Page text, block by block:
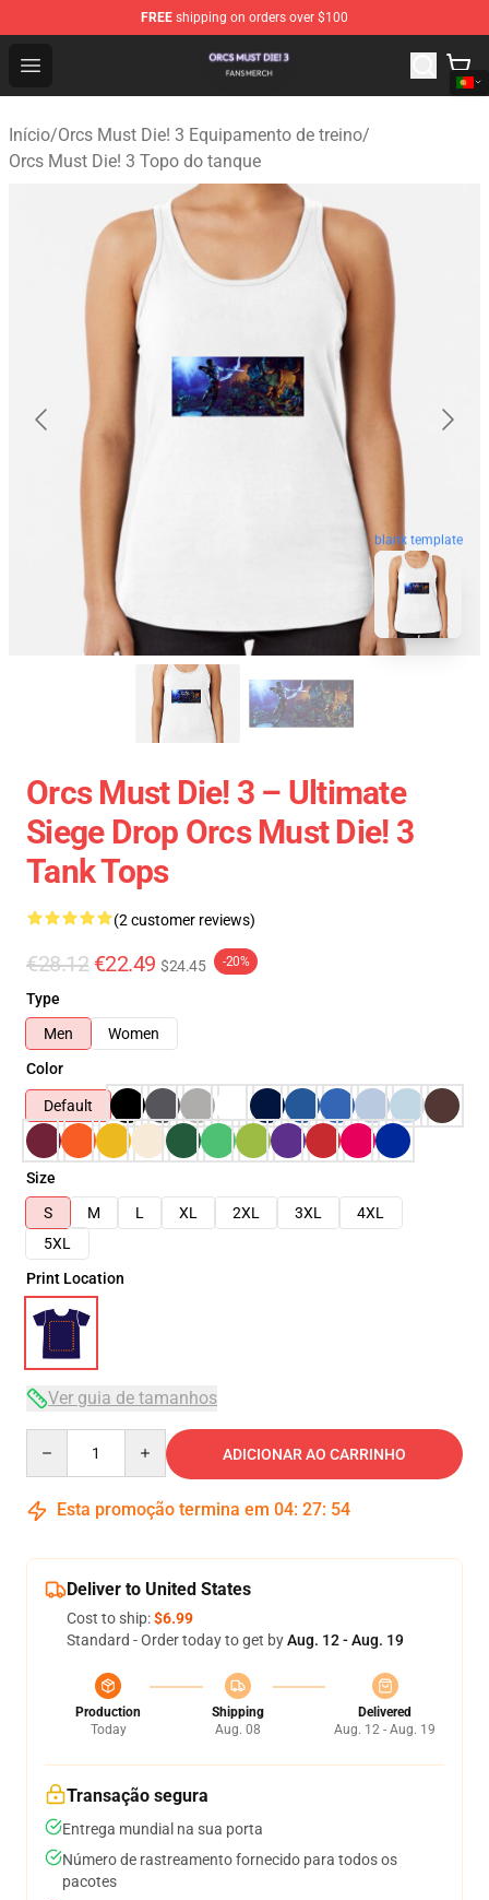
FREE shipping on orders over $100
Open menu
Orcs Must Die! 3 Shop - Official Orcs Must Die! 3
Início/Orcs Must Die! 3 Equipamento de treino/
Orcs Must Die! 3 Topo do tanque
blank template
Orcs Must Die! 3 – Ultimate
Siege Drop Orcs Must Die! 3
Tank Tops
(2 customer reviews)
€28.12 €22.49 $24.45 -20%
Type
Men
Women
Color
Default
Size
S
M L XL 2XL 3XL
4XL
5XL
Print Location
Ver guia de tamanhos
ADICIONAR AO CARRINHO
Esta promoção termina em 04: 27: 53
Deliver to United States
Cost to ship:$6.99
Standard - Order today to get byAug. 12 - Aug. 19
Production
Today
Shipping
Aug. 08
Delivered
Aug. 12 - Aug. 19
Transação segura
Entrega mundial na sua porta
Número de rastreamento fornecido para todos os
pacotes